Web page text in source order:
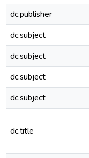
dc.publisher
dc.subject
dc.subject
dc.subject
dc.subject
dc.title